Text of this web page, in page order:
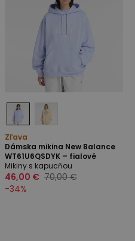
Zľava
Dámska mikina New Balance
WT61U6QSDYK – fialové
Mikiny s kapucňou
46,00 € 70,00 €
-34%